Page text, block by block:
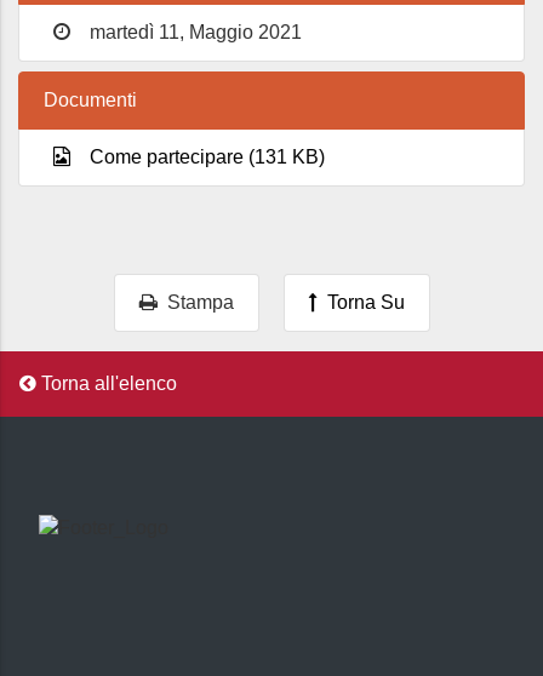
martedì 11, Maggio 2021
Documenti
Come partecipare (131 KB)
Stampa Torna Su
Torna all'elenco